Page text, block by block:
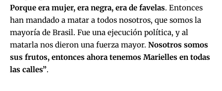
Porque era mujer, era negra, era de favelas. Entonces
han mandado a matar a todos nosotros, que somos la
mayoría de Brasil. Fue una ejecución política, y al
matarla nos dieron una fuerza mayor. Nosotros somos
sus frutos, entonces ahora tenemos Marielles en todas
las calles”.